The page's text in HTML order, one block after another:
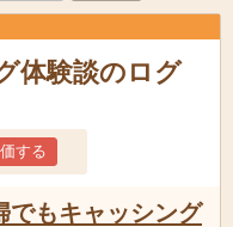
体験談のログ
する
でもキャッシング